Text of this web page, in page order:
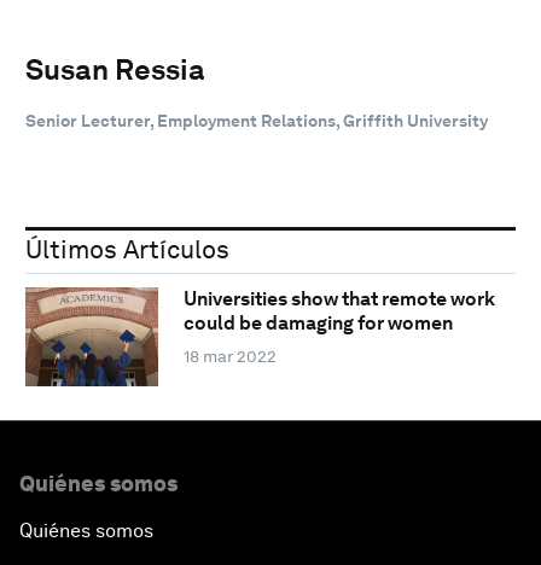
Susan Ressia
Senior Lecturer, Employment Relations, Griffith University
Últimos Artículos
Universities show that remote work
could be damaging for women
18 mar 2022
Quiénes somos
Quiénes somos